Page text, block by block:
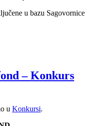
u bazu Sagovornice
– Konkurs
u Konkursi.